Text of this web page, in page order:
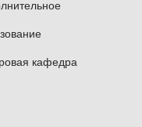
научно-
кафедра